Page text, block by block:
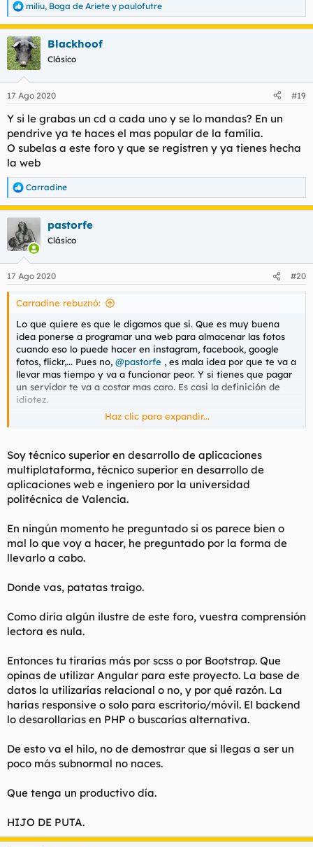
R
e
a
c
c
i
e
miliu, Boga de Ariete y paulofutre
Blackhoof
Clásico
17 Ago 2020 #19
Y si le grabas un cd a cada uno y se lo mandas? En un
pendrive ya te haces el mas popular de la família.
O subelas a este foro y que se registren y ya tienes hecha
la web
R
e
a
c
i
e
s
Carradine
pastorfe
Clásico
17 Ago 2020 #20
Carradine rebuznó:
Lo que quiere es que le digamos que si. Que es muy buena
idea ponerse a programar una web para almacenar las fotos
cuando eso lo puede hacer en instagram, facebook, google
fotos, flickr,... Pues no, @pastorfe , es mala idea por que te va a
llevar mas tiempo y va a funcionar peor. Y si tienes que pagar
un servidor te va a costar mas caro. Es casi la definición de
idiotez.
No tiene ninguna ventaja salvo que la razón sea introducirte
salvo que seas un masoca tampoco es recomendable. Y si ese
es el caso la recomendación es meterte en un grado, hacer un
curso o lo que sea dónde enseñen el tema. Con java a ser
posible. Ya que te va el sufrimiento, java es el coñazo mas
insoportable de todos.
Haz clic para expandir...
Soy técnico superior en desarrollo de aplicaciones
multiplataforma, técnico superior en desarrollo de
aplicaciones web e ingeniero por la universidad
politécnica de Valencia.
En ningún momento he preguntado si os parece bien o
mal lo que voy a hacer, he preguntado por la forma de
llevarlo a cabo.
Donde vas, patatas traigo.
Como diría algún ilustre de este foro, vuestra comprensión
lectora es nula.
Entonces tu tirarías más por scss o por Bootstrap. Que
opinas de utilizar Angular para este proyecto. La base de
datos la utilizarías relacional o no, y por qué razón. La
harías responsive o solo para escritorio/móvil. El backend
lo desarollarias en PHP o buscarías alternativa.
De esto va el hilo, no de demostrar que si llegas a ser un
poco más subnormal no naces.
Que tenga un productivo día.
HIJO DE PUTA.